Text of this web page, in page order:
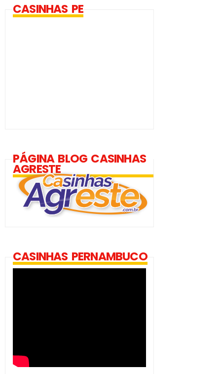
CASINHAS PE
PÁGINA BLOG CASINHAS
AGRESTE
CASINHAS PERNAMBUCO